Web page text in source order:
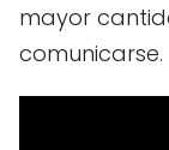
mayor
comunicarse.